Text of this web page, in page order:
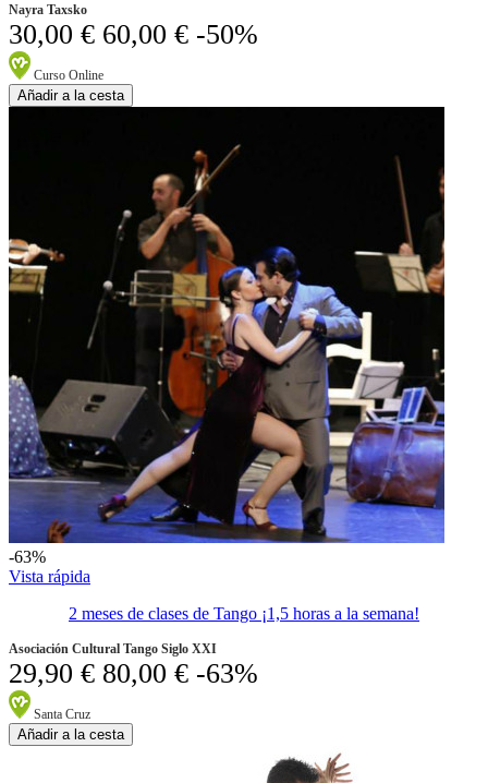
Nayra Taxsko
30,00 € 60,00 € -50%
Curso Online
Añadir a la cesta
-63%
Vista rápida
2 meses de clases de Tango ¡1,5 horas a la semana!
Asociación Cultural Tango Siglo XXI
29,90 € 80,00 € -63%
Santa Cruz
Añadir a la cesta